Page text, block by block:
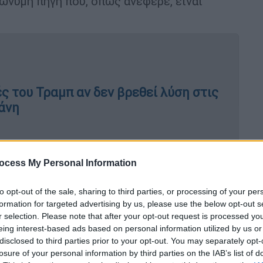
My Personal Information
opt-out of the sale, sharing to third parties, or processing of your
for targeted advertising by us, please use the below opt-out
selection. Please note that after your opt-out request is processed
interest-based ads based on personal information utilized by us
to third parties prior to your opt-out. You may separately
of your personal information by third parties on the IAB’s list of
του Τραμπ αν δεν βρεθεί λύση στις
χθες το βράδυ επίσημα την
από τις Ηνωμένες Πολιτείες και ότι
ανέφερε ότι ένας Ιρανός αξιωματούχος
του πολέμουως απάντηση στην πρόταση
οποίας παραμένει ασαφές.